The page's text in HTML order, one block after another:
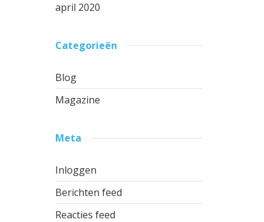
april 2020
Categorieën
Blog
Magazine
Meta
Inloggen
Berichten feed
Reacties feed